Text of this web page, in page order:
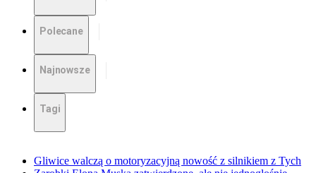
Polecane
Najnowsze
Tagi
Gliwice walczą o motoryzacyjną nowość z silnikiem z Tych